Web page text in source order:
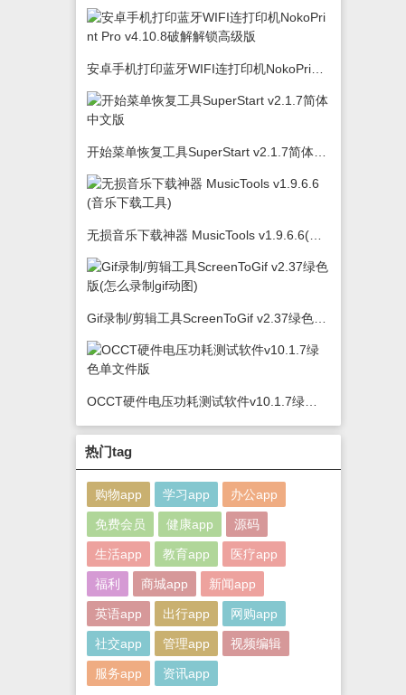
热门tag
购物app 学习app 办公app
免费会员 健康app 源码
生活app 教育app 医疗app
福利 商城app 新闻app
英语app 出行app 网购app
社交app 管理app 视频编辑
服务app 资讯app